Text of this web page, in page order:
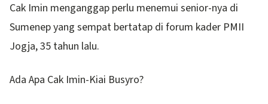
Cak Imin menganggap perlu menemui senior-nya di
Sumenep yang sempat bertatap di forum kader PMII
Jogja, 35 tahun lalu.
Ada Apa Cak Imin-Kiai Busyro?